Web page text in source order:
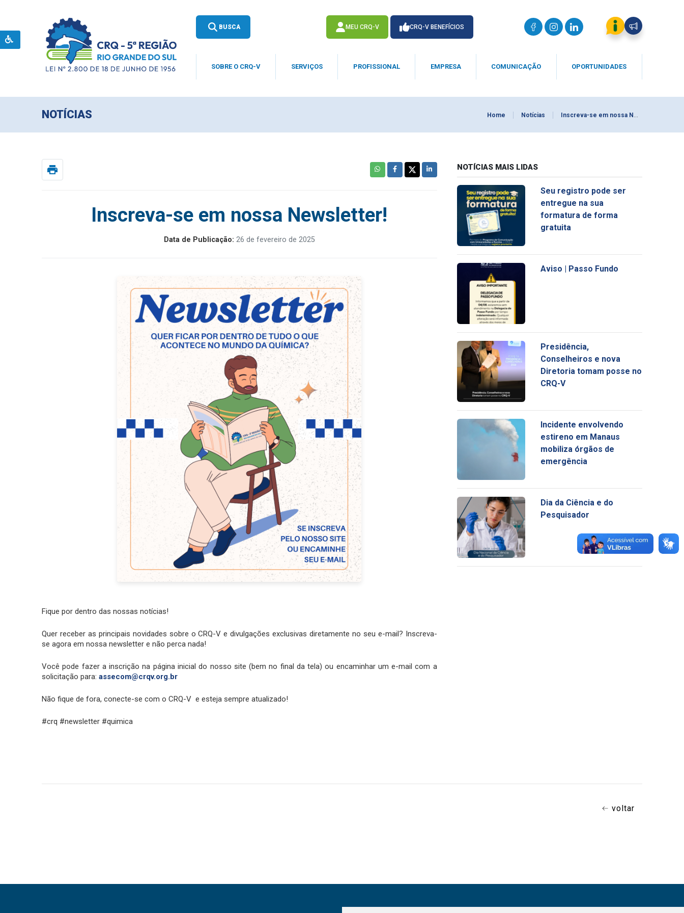
BUSCA MEU CRQ-V CRQ-V BENEFÍCIOS
SOBRE O CRQ-V SERVIÇOS PROFISSIONAL EMPRESA COMUNICAÇÃO OPORTUNIDADES
NOTÍCIAS Home Notícias Inscreva-se em nossa Newsletter!
print
Inscreva-se em nossa Newsletter!
Data de Publicação: 26 de fevereiro de 2025
Fique por dentro das nossas notícias!
Quer receber as principais novidades sobre o CRQ-V e divulgações exclusivas diretamente no seu e-mail? Inscreva-
se agora em nossa newsletter e não perca nada!
Você pode fazer a inscrição na página inicial do nosso site (bem no final da tela) ou encaminhar um e-mail com a
solicitação para:assecom@crqv.org.br
Não fique de fora, conecte-se com o CRQ-V e esteja sempre atualizado!
#crq #newsletter #quimica
NOTÍCIAS MAIS LIDAS
Seu registro pode ser
entregue na sua
formatura de forma
gratuita
Aviso | Passo Fundo
Presidência,
Conselheiros e nova
Diretoria tomam posse no
CRQ-V
Incidente envolvendo
estireno em Manaus
mobiliza órgãos de
emergência
Dia da Ciência e do
Pesquisador
voltar